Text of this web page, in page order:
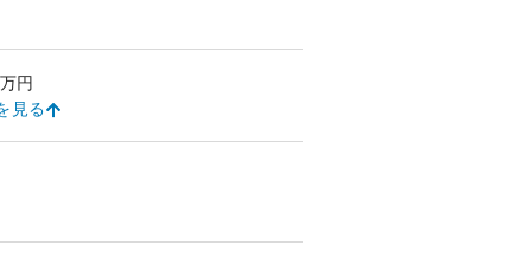
万円
見る